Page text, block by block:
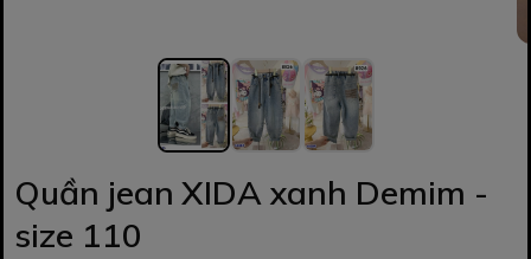
Quần jean XIDA xanh Demim -
size 110